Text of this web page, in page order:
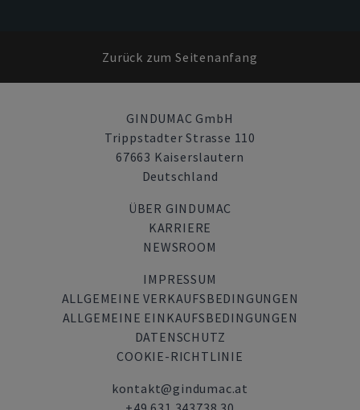
Zurück zum Seitenanfang
GINDUMAC GmbH
Trippstadter Strasse 110
67663 Kaiserslautern
Deutschland
ÜBER GINDUMAC
KARRIERE
NEWSROOM
IMPRESSUM
ALLGEMEINE VERKAUFSBEDINGUNGEN
ALLGEMEINE EINKAUFSBEDINGUNGEN
DATENSCHUTZ
COOKIE-RICHTLINIE
kontakt@gindumac.at